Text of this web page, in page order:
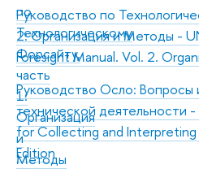
по
Технологическому
Форсайту,
часть
1:
Организация
и
Методы
Руководство по
2: Организация и Методы -
Foresight Manual. Vol. 2.
Руководство Осло: Вопросы
технической деятельности -
for Collecting and Interpreting
Edition